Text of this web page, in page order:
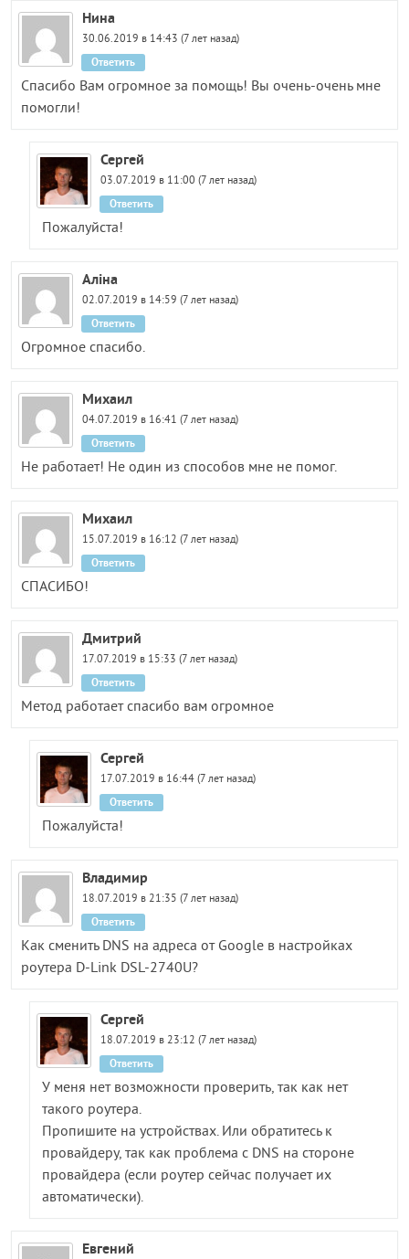
Нина
30.06.2019 в 14:43 (7 лет назад)
Спасибо Вам огромное за помощь! Вы очень-очень мне
помогли!
Ответить
Сергей
03.07.2019 в 11:00 (7 лет назад)
Пожалуйста!
Ответить
Аліна
02.07.2019 в 14:59 (7 лет назад)
Огромное спасибо.
Ответить
Михаил
04.07.2019 в 16:41 (7 лет назад)
Не работает! Не один из способов мне не помог.
Ответить
Михаил
15.07.2019 в 16:12 (7 лет назад)
СПАСИБО!
Ответить
Дмитрий
17.07.2019 в 15:33 (7 лет назад)
Метод работает спасибо вам огромное
Ответить
Сергей
17.07.2019 в 16:44 (7 лет назад)
Пожалуйста!
Ответить
Владимир
18.07.2019 в 21:35 (7 лет назад)
Как сменить DNS на адреса от Google в настройках
роутера D-Link DSL-2740U?
Ответить
Сергей
18.07.2019 в 23:12 (7 лет назад)
У меня нет возможности проверить, так как нет
такого роутера.
Пропишите на устройствах. Или обратитесь к
провайдеру, так как проблема с DNS на стороне
провайдера (если роутер сейчас получает их
автоматически).
Ответить
Евгений